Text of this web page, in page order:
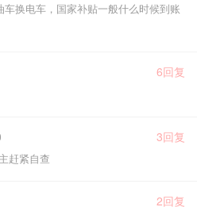
换电车，国家补贴一般什么时候到账
6回复
3回复
赶紧自查
2回复